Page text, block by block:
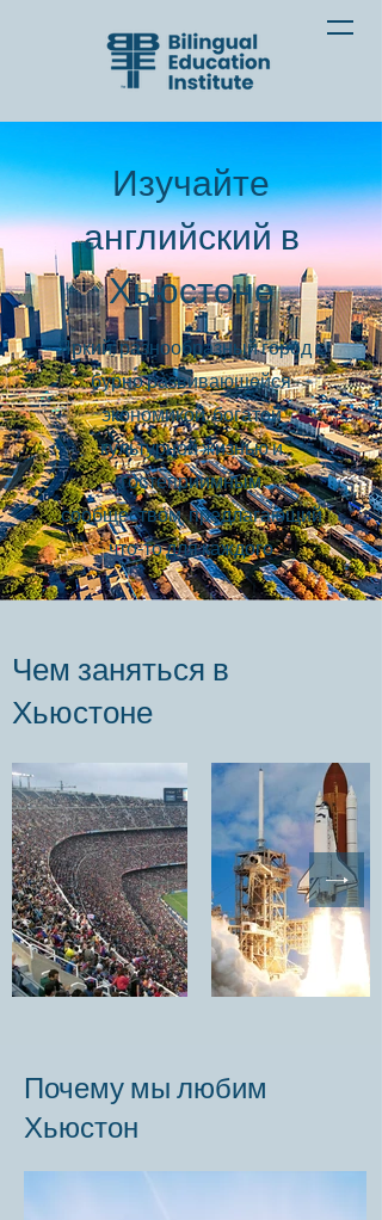
Изучайте
английский в
Хьюстоне
Яркий, разнообразный город с
бурно развивающейся
экономикой, богатой
культурной жизнью и
гостеприимным
сообществом, предлагающий
что-то для каждого
Чем заняться в
Хьюстоне
Почему мы любим
Хьюстон